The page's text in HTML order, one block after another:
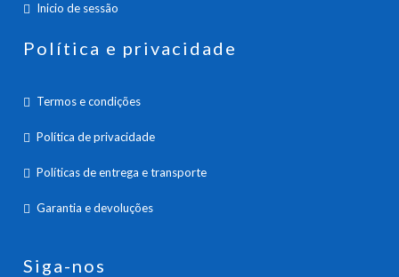
Inicio de sessão
Política e privacidade
Termos e condições
Política de privacidade
Políticas de entrega e transporte
Garantia e devoluções
Siga-nos